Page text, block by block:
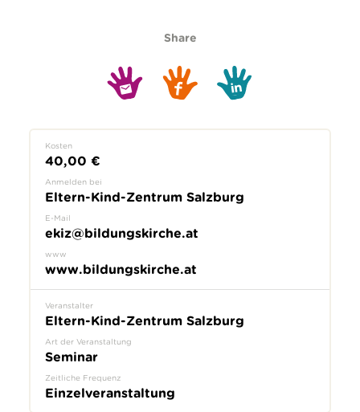
Share
Kosten
40,00 €
Anmelden bei
Eltern-Kind-Zentrum Salzburg
E-Mail
ekiz@bildungskirche.at
www
www.bildungskirche.at
Veranstalter
Eltern-Kind-Zentrum Salzburg
Art der Veranstaltung
Seminar
Zeitliche Frequenz
Einzelveranstaltung